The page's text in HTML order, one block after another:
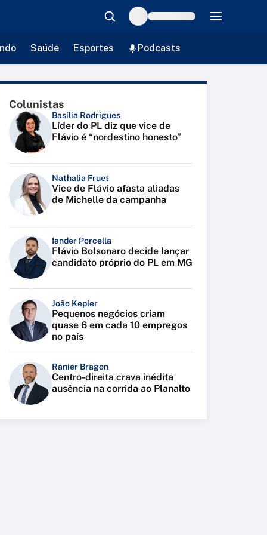
Saúde Esportes Podcasts
Colunistas
Basília Rodrigues
Líder do PL diz que vice de
Flávio é “nordestino honesto”
Nathalia Fruet
Vice de Flávio afasta aliadas
de Michelle da campanha
Iander Porcella
Flávio Bolsonaro decide lançar
candidato próprio do PL em MG
João Kepler
Pequenos negócios criam
quase 6 em cada 10 empregos
no país
Ranier Bragon
Centro-direita crava inédita
ausência na corrida ao Planalto